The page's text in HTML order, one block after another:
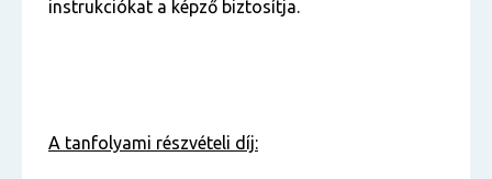
instrukciókat a képző biztosítja.
A tanfolyami részvételi díj: